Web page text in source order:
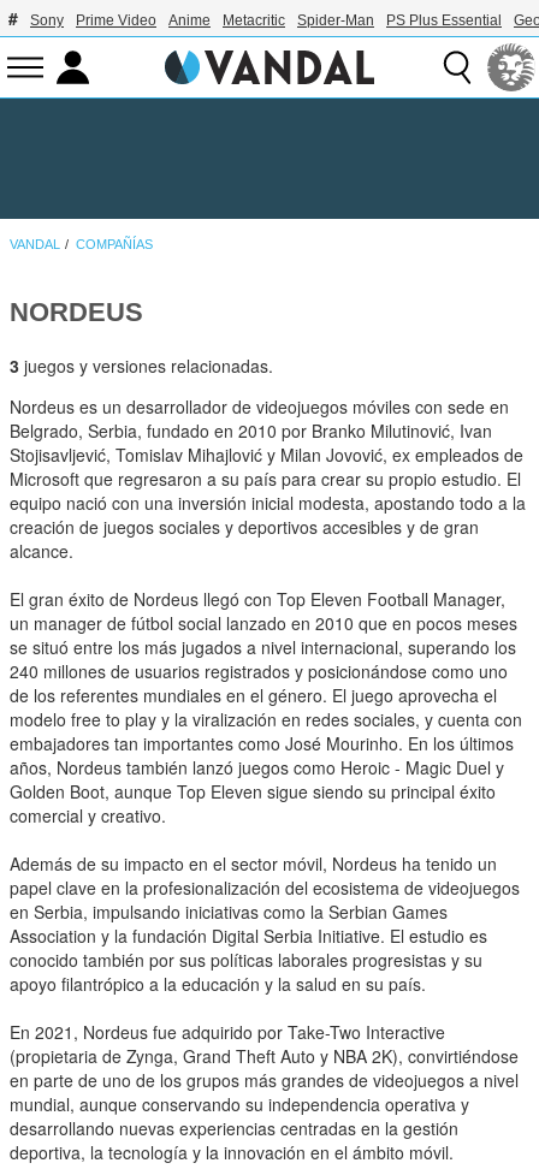
Sony Prime Video Anime Metacritic Spider-Man PS Plus Essential
VANDAL COMPAÑÍAS
NORDEUS
3 juegos y versiones relacionadas.
Nordeus es un desarrollador de videojuegos móviles con sede en
Belgrado, Serbia, fundado en 2010 por Branko Milutinović, Ivan
Stojisavljević, Tomislav Mihajlović y Milan Jovović, ex empleados de
Microsoft que regresaron a su país para crear su propio estudio. El
equipo nació con una inversión inicial modesta, apostando todo a la
creación de juegos sociales y deportivos accesibles y de gran
alcance.
El gran éxito de Nordeus llegó con Top Eleven Football Manager,
un manager de fútbol social lanzado en 2010 que en pocos meses
se situó entre los más jugados a nivel internacional, superando los
240 millones de usuarios registrados y posicionándose como uno
de los referentes mundiales en el género. El juego aprovecha el
modelo free to play y la viralización en redes sociales, y cuenta con
embajadores tan importantes como José Mourinho. En los últimos
años, Nordeus también lanzó juegos como Heroic - Magic Duel y
Golden Boot, aunque Top Eleven sigue siendo su principal éxito
comercial y creativo.
Además de su impacto en el sector móvil, Nordeus ha tenido un
papel clave en la profesionalización del ecosistema de videojuegos
en Serbia, impulsando iniciativas como la Serbian Games
Association y la fundación Digital Serbia Initiative. El estudio es
conocido también por sus políticas laborales progresistas y su
apoyo filantrópico a la educación y la salud en su país.
En 2021, Nordeus fue adquirido por Take-Two Interactive
(propietaria de Zynga, Grand Theft Auto y NBA 2K), convirtiéndose
en parte de uno de los grupos más grandes de videojuegos a nivel
mundial, aunque conservando su independencia operativa y
desarrollando nuevas experiencias centradas en la gestión
deportiva, la tecnología y la innovación en el ámbito móvil.